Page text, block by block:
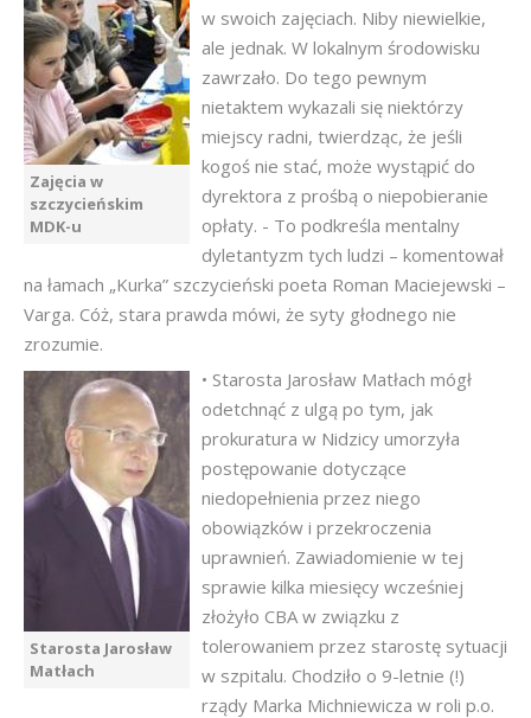
Zajęcia w
szczycieńskim
MDK-u
w swoich zajęciach. Niby niewielkie,
ale jednak. W lokalnym środowisku
zawrzało. Do tego pewnym
nietaktem wykazali się niektórzy
miejscy radni, twierdząc, że jeśli
kogoś nie stać, może wystąpić do
dyrektora z prośbą o niepobieranie
opłaty. - To podkreśla mentalny
dyletantyzm tych ludzi – komentował
na łamach „Kurka” szczycieński poeta Roman Maciejewski –
Varga. Cóż, stara prawda mówi, że syty głodnego nie
zrozumie.
Starosta Jarosław
Matłach
• Starosta Jarosław Matłach mógł
odetchnąć z ulgą po tym, jak
prokuratura w Nidzicy umorzyła
postępowanie dotyczące
niedopełnienia przez niego
obowiązków i przekroczenia
uprawnień. Zawiadomienie w tej
sprawie kilka miesięcy wcześniej
złożyło CBA w związku z
tolerowaniem przez starostę sytuacji
w szpitalu. Chodziło o 9-letnie (!)
rządy Marka Michniewicza w roli p.o.